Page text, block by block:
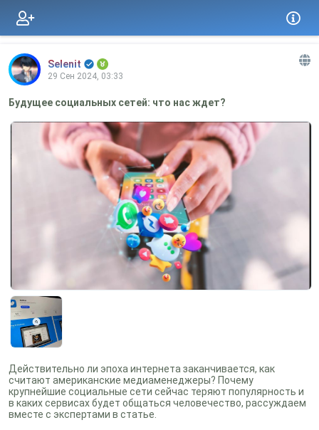
Selenit
29 Сен 2024, 03:33
Будущее социальных сетей: что нас ждет?
Действительно ли эпоха интернета заканчивается, как
считают американские медиаменеджеры? Почему
крупнейшие социальные сети сейчас теряют популярность и
в каких сервисах будет общаться человечество, рассуждаем
вместе с экспертами в статье.